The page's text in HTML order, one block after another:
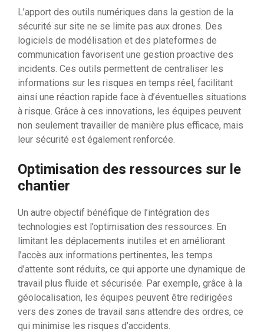
L’apport des outils numériques dans la gestion de la
sécurité sur site ne se limite pas aux drones. Des
logiciels de modélisation et des plateformes de
communication favorisent une gestion proactive des
incidents. Ces outils permettent de centraliser les
informations sur les risques en temps réel, facilitant
ainsi une réaction rapide face à d’éventuelles situations
à risque. Grâce à ces innovations, les équipes peuvent
non seulement travailler de manière plus efficace, mais
leur sécurité est également renforcée.
Optimisation des ressources sur le
chantier
Un autre objectif bénéfique de l’intégration des
technologies est l’optimisation des ressources. En
limitant les déplacements inutiles et en améliorant
l’accès aux informations pertinentes, les temps
d’attente sont réduits, ce qui apporte une dynamique de
travail plus fluide et sécurisée. Par exemple, grâce à la
géolocalisation, les équipes peuvent être redirigées
vers des zones de travail sans attendre des ordres, ce
qui minimise les risques d’accidents.